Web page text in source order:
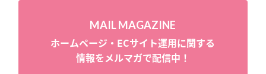
MAIL MAGAZINE
ホームページ・ECサイト運用に関する
情報をメルマガで配信中！